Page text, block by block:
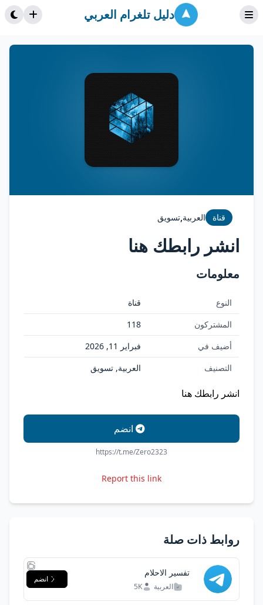
دليل تلغرام العربي
قناة العربية,تسويق
انشر رابطك هنا
معلومات
النوع
قناة
المشتركون
118
أضيف في
فبراير 11, 2026
التصنيف
العربية, تسويق
انشر رابطك هنا
انضم
https://t.me/Zero2323
Report this link
روابط ذات صلة
تفسير الاحلام
العربية 5K
انضم